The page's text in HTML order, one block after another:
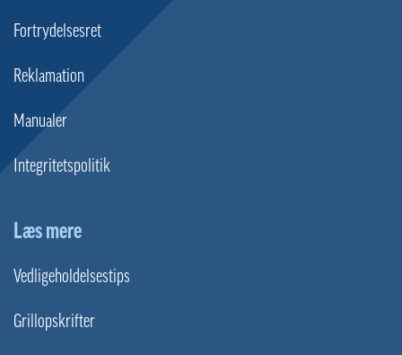
Fortrydelsesret
Reklamation
Manualer
Integritetspolitik
Læs mere
Vedligeholdelsestips
Grillopskrifter